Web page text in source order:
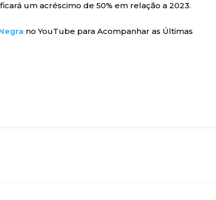
um acréscimo de 50% em relação a 2023.
no YouTube para Acompanhar as Últimas